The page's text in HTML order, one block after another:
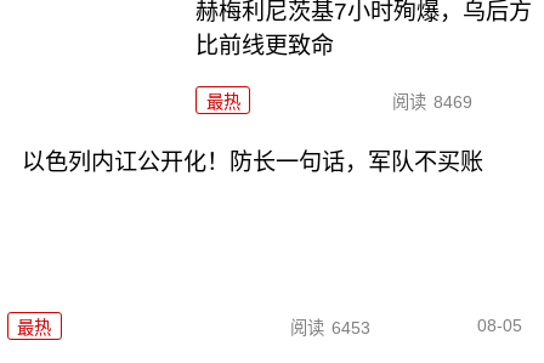
赫梅利尼茨基7小时殉爆，乌后方
比前线更致命
最热 阅读 8469
以色列内讧公开化！防长一句话，军队不买账
最热 阅读 6453 08-05